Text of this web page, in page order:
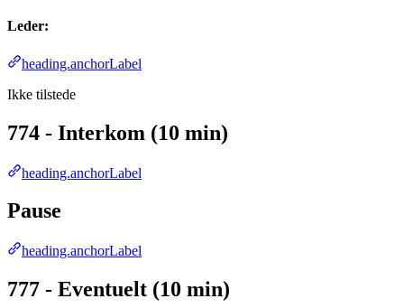
Leder:
heading.anchorLabel
Ikke tilstede
774 - Interkom (10 min)
heading.anchorLabel
Pause
heading.anchorLabel
777 - Eventuelt (10 min)